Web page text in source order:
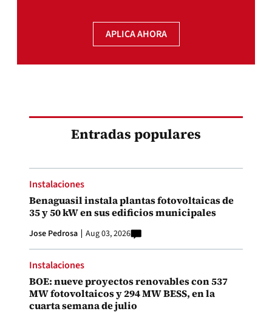
APLICA AHORA
Entradas populares
Instalaciones
Benaguasil instala plantas fotovoltaicas de
35 y 50 kW en sus edificios municipales
Jose Pedrosa Aug 03, 2026
Instalaciones
BOE: nueve proyectos renovables con 537
MW fotovoltaicos y 294 MW BESS, en la
cuarta semana de julio